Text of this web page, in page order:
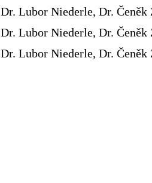
Dr. Lubor Niederle, Dr. Čeněk
Dr. Lubor Niederle, Dr. Čeněk
Dr. Lubor Niederle, Dr. Čeněk